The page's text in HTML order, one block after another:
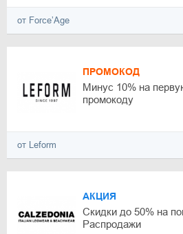
от Force’Age
ПРОМОКОД
Минус 10% на
промокоду
от Leform
АКЦИЯ
Скидки до 50% на
Распродажи